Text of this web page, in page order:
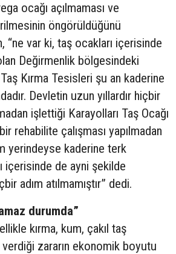
ocağı açılmaması ve
öngörüldüğünü
“ne var ki, taş ocakları içerisinde
Değirmenlik bölgesindeki
Kırma Tesisleri şu an kaderine
Devletin uzun yıllardır hiçbir
işlettiği Karayolları Taş Ocağı
rehabilite çalışması yapılmadan
yerindeyse kaderine terk
içerisinde de ayni şekilde
adım atılmamıştır” dedi.
durumda”
kırma, kum, çakıl taş
verdiği zararın ekonomik boyutu